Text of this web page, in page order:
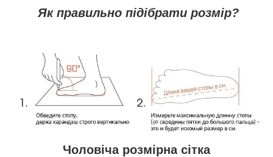
Як правильно підібрати розмір?
Чоловіча розмірна сітка